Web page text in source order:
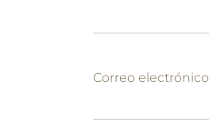
Correo electrónico